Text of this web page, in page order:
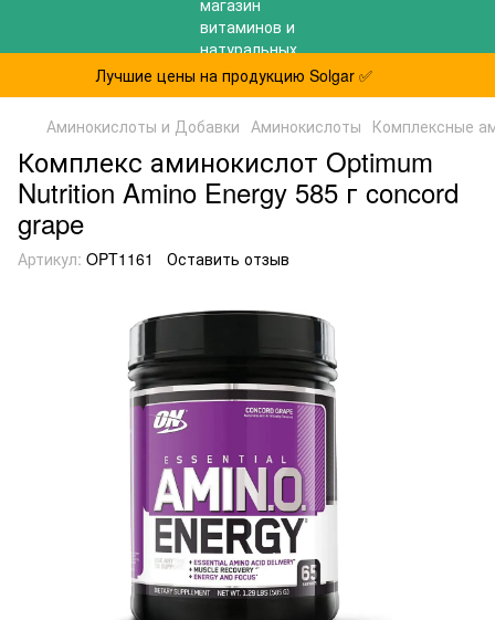
Лучшие цены на продукцию Solgar ✅
Аминокислоты и Добавки Аминокислоты Комплексные
Комплекс аминокислот Optimum
Nutrition Amino Energy 585 г concord
grape
Артикул: OPT1161 Оставить отзыв